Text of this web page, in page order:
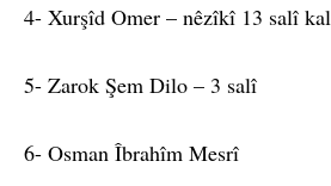
4- Xurşîd Omer – nêzîkî 13 salî kal
5- Zarok Şem Dilo – 3 salî
6- Osman Îbrahîm Mesrî